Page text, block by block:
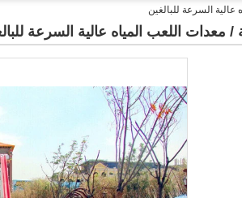
عالية السرعة للبالغين
/ معدات اللعب المياه عالية السرعة